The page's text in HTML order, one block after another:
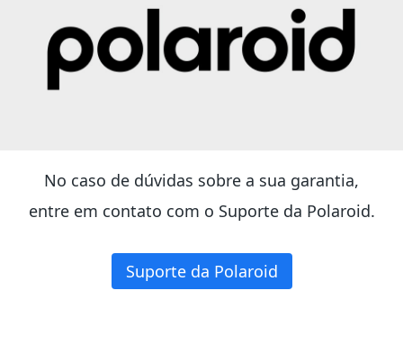
No caso de dúvidas sobre a sua garantia,
entre em contato com o Suporte da Polaroid.
Suporte da Polaroid